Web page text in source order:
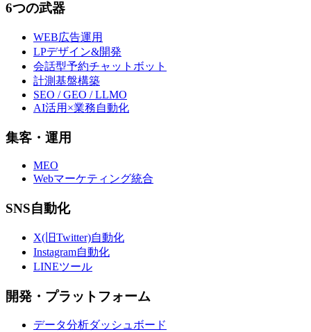
6つの武器
WEB広告運用
LPデザイン&開発
会話型予約チャットボット
計測基盤構築
SEO / GEO / LLMO
AI活用×業務自動化
集客・運用
MEO
Webマーケティング統合
SNS自動化
X(旧Twitter)自動化
Instagram自動化
LINEツール
開発・プラットフォーム
データ分析ダッシュボード